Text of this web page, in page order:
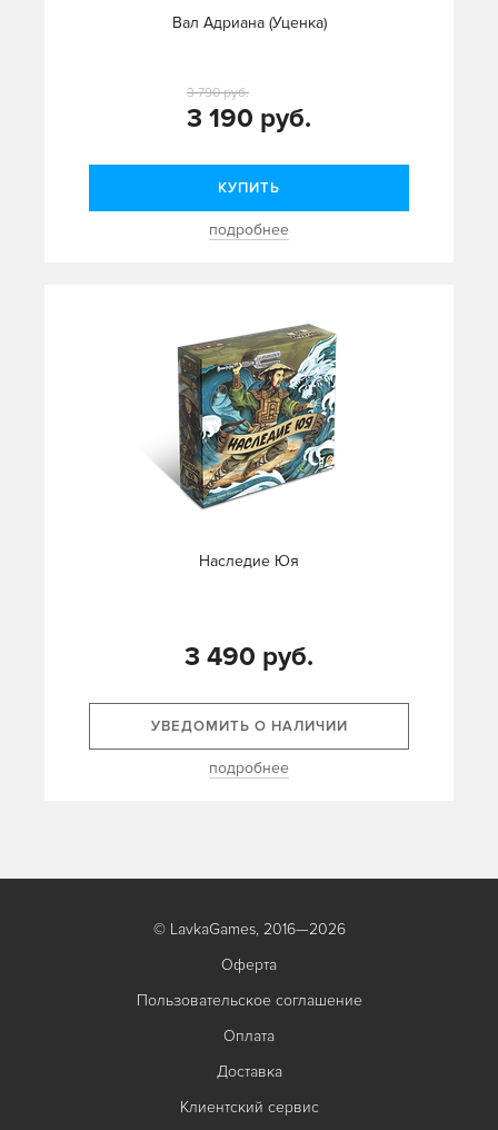
Вал Адриана (Уценка)
3 190 руб.
3 790 руб.
КУПИТЬ
подробнее
Наследие Юя
3 490 руб.
УВЕДОМИТЬ О НАЛИЧИИ
подробнее
© LavkaGames, 2016—2026
Оферта
Пользовательское соглашение
Оплата
Доставка
Клиентский сервис